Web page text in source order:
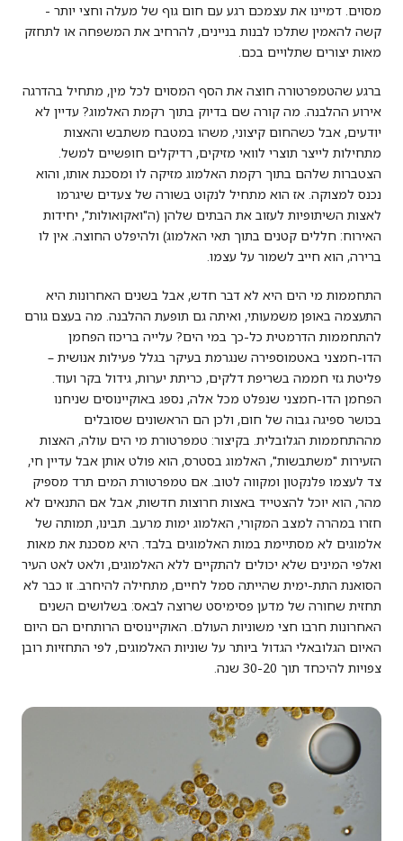
מסוים. דמיינו את עצמכם רגע עם חום גוף של מעלה וחצי יותר -
קשה להאמין שתלכו לבנות בניינים, להרחיב את המשפחה או לתחזק
מאות יצורים שתלויים בכם.
ברגע שהטמפרטורה חוצה את הסף המסוים לכל מין, מתחיל בהדרגה
אירוע ההלבנה. מה קורה שם בדיוק בתוך רקמת האלמוג? עדיין לא
יודעים, אבל כשהחום קיצוני, משהו במטבח משתבש והאצות
מתחילות לייצר תוצרי לוואי מזיקים, רדיקלים חופשיים למשל.
הצטברות שלהם בתוך רקמת האלמוג מזיקה לו ומסכנת אותו, והוא
נכנס למצוקה. אז הוא מתחיל לנקוט בשורה של צעדים שיגרמו
לאצות השיתופיות לעזוב את הבתים שלהן (ה"ואקואולות", יחידות
האירוח: חללים קטנים בתוך תאי האלמוג) ולהיפלט החוצה. אין לו
ברירה, הוא חייב לשמור על עצמו.
התחממות מי הים היא לא דבר חדש, אבל בשנים האחרונות היא
התעצמה באופן משמעותי, ואיתה גם תופעת ההלבנה. מה בעצם גורם
להתחממות הדרמטית כל-כך במי הים? עלייה בריכוז הפחמן
הדו-חמצני באטמוספירה שנגרמת בעיקר בגלל פעילות אנושית –
פליטת גזי חממה בשריפת דלקים, כריתת יערות, גידול בקר ועוד.
הפחמן הדו-חמצני שנפלט מכל אלה, נספג באוקיינוסים שניחנו
בכושר ספיגה גבוה של חום, ולכן הם הראשונים שסובלים
מההתחממות הגלובלית. בקיצור: טמפרטורת מי הים עולה, האצות
הזעירות "משתבשות", האלמוג בסטרס, הוא פולט אותן אבל עדיין חי,
צד לעצמו פלנקטון ומקווה לטוב. אם טמפרטורת המים תרד מספיק
מהר, הוא יוכל להצטייד באצות חרוצות חדשות, אבל אם התנאים לא
חזרו במהרה למצב המקורי, האלמוג ימות מרעב. תבינו, תמותה של
אלמוגים לא מסתיימת במות האלמוגים בלבד. היא מסכנת את מאות
ואלפי המינים שלא יכולים להתקיים ללא האלמוגים, ולאט לאט העיר
הסואנת התת-ימית שהייתה סמל לחיים, מתחילה להיחרב. זו כבר לא
תחזית שחורה של מדען פסימיסט שרוצה לבאס: בשלושים השנים
האחרונות חרבו חצי משוניות העולם. האוקיינוסים הרותחים הם היום
האיום הגלובאלי הגדול ביותר על שוניות האלמוגים, לפי התחזיות רובן
צפויות להיכחד תוך 30-20 שנה.